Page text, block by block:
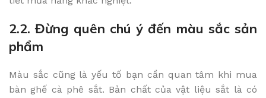
2.2. Đừng quên chú ý đến màu sắc sản
phẩm
Màu sắc cũng là yếu tố bạn cần quan tâm khi mua
bàn ghế cà phê sắt. Bản chất của vật liệu sắt là có